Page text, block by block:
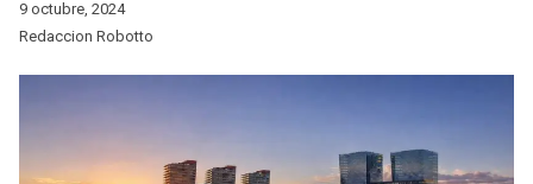
9 octubre, 2024
Redaccion Robotto